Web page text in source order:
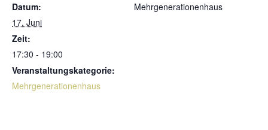
Datum:
17. Juni
Zeit:
17:30 - 19:00
Veranstaltungskategorie:
Mehrgenerationenhaus
Mehrgenerationenhaus